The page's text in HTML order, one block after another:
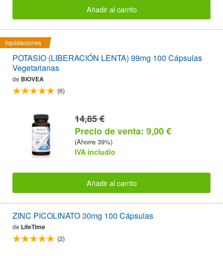
Añadir al carrito
liquidaciones
POTASIO (LIBERACIÓN LENTA) 99mg 100 Cápsulas
Vegetarianas
de BIOVEA
(6)
14,85 €
Precio de venta: 9,00 €
(Ahorre 39%)
IVA includio
Añadir al carrito
ZINC PICOLINATO 30mg 100 Cápsulas
de LifeTime
(2)